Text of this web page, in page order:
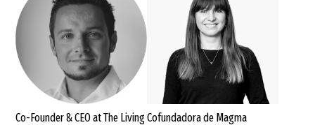
Co-Founder & CEO at The Living Cofundadora de Magma